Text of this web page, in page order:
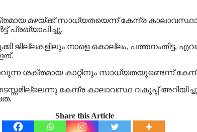
സാധ്യതയെന്ന് കേന്ദ്ര കാലാവസ്ഥാ
പ്രഖ്യാപിച്ചു.
നാളെ കൊല്ലം, പത്തനംതിട്ട,
ശക്തമായ കാറ്റിനും സാധ്യതയുണ്ടെന്ന്
കേന്ദ്ര കാലാവസ്ഥ വകുപ്പ്
Share this Article